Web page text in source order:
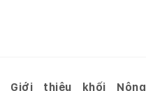
Giới thiệu khối Nông